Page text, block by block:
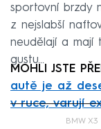
sportovní brzdy
z nejslabší
neudělají a mají
gustu...
MOHLI JSTE
autě je až
v ruce, varují
BMW X3